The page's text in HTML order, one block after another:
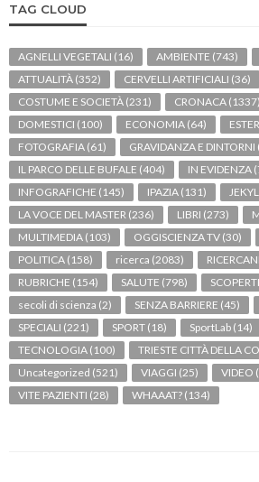
TAG CLOUD
AGNELLI VEGETALI (16) AMBIENTE (743)
ATTUALITÀ (352) CERVELLI ARTIFICIALI (36)
COSTUME E SOCIETÀ (231) CRONACA (1337)
DOMESTICI (100) ECONOMIA (64)
FOTOGRAFIA (61) GRAVIDANZA E DINTORNI
IL PARCO DELLE BUFALE (404) IN EVIDENZA
INFOGRAFICHE (145) IPAZIA (131)
LA VOCE DEL MASTER (236) LIBRI (273)
MULTIMEDIA (103) OGGISCIENZA TV (30)
POLITICA (158) ricerca (2083)
RUBRICHE (154) SALUTE (798)
secoli di scienza (2) SENZA BARRIERE (45)
SPECIALI (221) SPORT (18) SportLab (14)
TECNOLOGIA (100) TRIESTE CITTÀ DELLA
Uncategorized (521) VIAGGI (25) VIDEO
VITE PAZIENTI (28) WHAAAT? (134)